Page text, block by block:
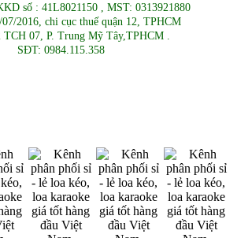
số : 41L8021150 , MST: 0313921880
07/2016, chi cục thuế quận 12, TPHCM
07, P. Trung Mỹ Tây,TPHCM .
SĐT: 0984.115.358